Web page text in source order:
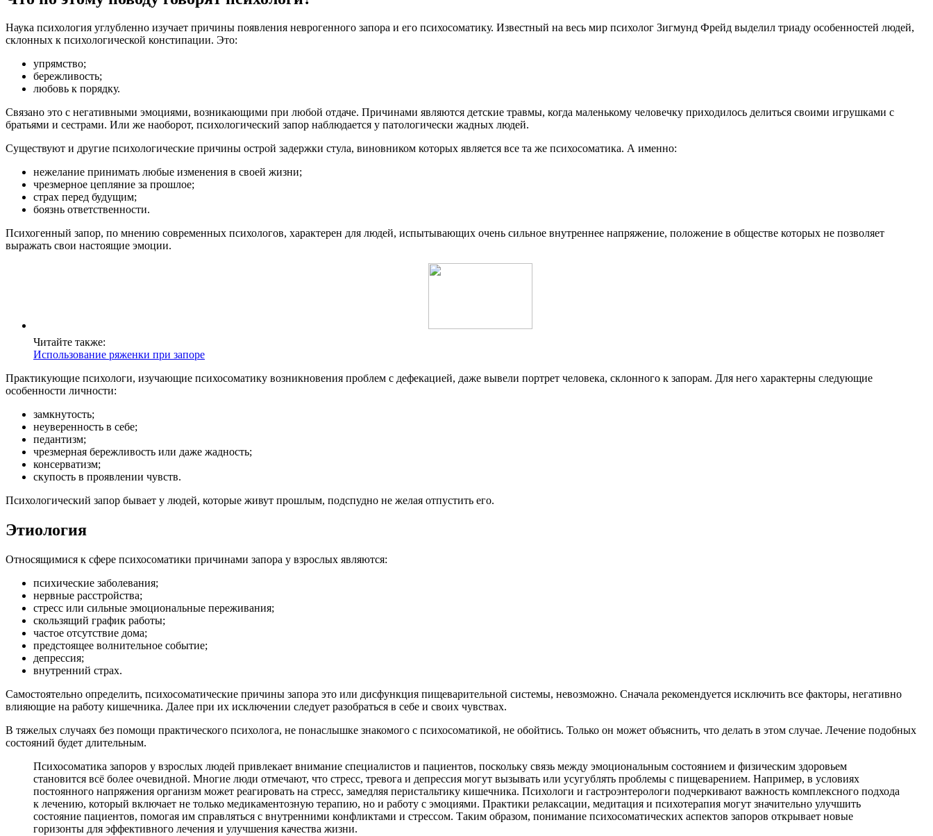
Наука психология углубленно изучает причины появления неврогенного запора и его психосоматику. Известный на весь мир психолог Зигмунд Фрейд выделил триаду особенностей людей,
склонных к психологической констипации. Это:
упрямство;
бережливость;
любовь к порядку.
Связано это с негативными эмоциями, возникающими при любой отдаче. Причинами являются детские травмы, когда маленькому человечку приходилось делиться своими игрушками с
братьями и сестрами. Или же наоборот, психологический запор наблюдается у патологически жадных людей.
Существуют и другие психологические причины острой задержки стула, виновником которых является все та же психосоматика. А именно:
нежелание принимать любые изменения в своей жизни;
чрезмерное цепляние за прошлое;
страх перед будущим;
боязнь ответственности.
Психогенный запор, по мнению современных психологов, характерен для людей, испытывающих очень сильное внутреннее напряжение, положение в обществе которых не позволяет
выражать свои настоящие эмоции.
Читайте также:
Использование ряженки при запоре
Практикующие психологи, изучающие психосоматику возникновения проблем с дефекацией, даже вывели портрет человека, склонного к запорам. Для него характерны следующие
особенности личности:
замкнутость;
неуверенность в себе;
педантизм;
чрезмерная бережливость или даже жадность;
консерватизм;
скупость в проявлении чувств.
Психологический запор бывает у людей, которые живут прошлым, подспудно не желая отпустить его.
Этиология
Относящимися к сфере психосоматики причинами запора у взрослых являются:
психические заболевания;
нервные расстройства;
стресс или сильные эмоциональные переживания;
скользящий график работы;
частое отсутствие дома;
предстоящее волнительное событие;
депрессия;
внутренний страх.
Самостоятельно определить, психосоматические причины запора это или дисфункция пищеварительной системы, невозможно. Сначала рекомендуется исключить все факторы, негативно
влияющие на работу кишечника. Далее при их исключении следует разобраться в себе и своих чувствах.
В тяжелых случаях без помощи практического психолога, не понаслышке знакомого с психосоматикой, не обойтись. Только он может объяснить, что делать в этом случае. Лечение подобных
состояний будет длительным.
Психосоматика запоров у взрослых людей привлекает внимание специалистов и пациентов, поскольку связь между эмоциональным состоянием и физическим здоровьем
становится всё более очевидной. Многие люди отмечают, что стресс, тревога и депрессия могут вызывать или усугублять проблемы с пищеварением. Например, в условиях
постоянного напряжения организм может реагировать на стресс, замедляя перистальтику кишечника. Психологи и гастроэнтерологи подчеркивают важность комплексного подхода
к лечению, который включает не только медикаментозную терапию, но и работу с эмоциями. Практики релаксации, медитация и психотерапия могут значительно улучшить
состояние пациентов, помогая им справляться с внутренними конфликтами и стрессом. Таким образом, понимание психосоматических аспектов запоров открывает новые
горизонты для эффективного лечения и улучшения качества жизни.